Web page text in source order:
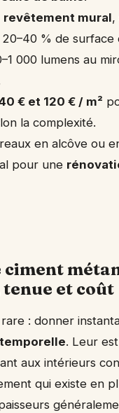
revêtement mural,
% de
000 lumens au
€ et 120 € / m²
la complexité.
en alcôve ou
pour une
ciment
et coût
: donner
. Leur
aux intérieurs
qui existe en